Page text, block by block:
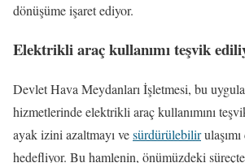
dönüşüme işaret ediyor.
Elektrikli araç kullanımı teşvik
Devlet Hava Meydanları İşletmesi, bu
hizmetlerinde elektrikli araç kullanımını
ayak izini azaltmayı vesürdürülebilir
hedefliyor. Bu hamlenin, önümüzdeki